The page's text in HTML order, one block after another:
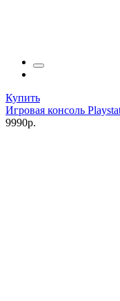
Купить
Игровая консоль
9990р.